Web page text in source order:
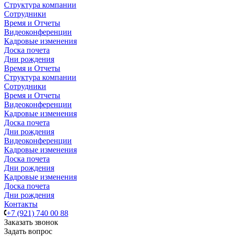
Структура компании
Сотрудники
Время и Отчеты
Видеоконференции
Кадровые изменения
Доска почета
Дни рождения
Время и Отчеты
Структура компании
Сотрудники
Время и Отчеты
Видеоконференции
Кадровые изменения
Доска почета
Дни рождения
Видеоконференции
Кадровые изменения
Доска почета
Дни рождения
Кадровые изменения
Доска почета
Дни рождения
Контакты
+7 (921) 740 00 88
Заказать звонок
Задать вопрос